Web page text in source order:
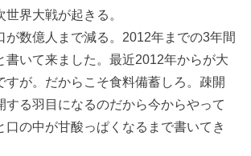
界大戦が起きる。
が数億人まで減る。2012年までの3年間
書いて来ました。最近2012年からが大
すが。だからこそ食料備蓄しろ。疎開
する羽目になるのだから今からやって
口の中が甘酸っぱくなるまで書いてき